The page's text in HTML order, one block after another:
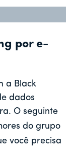
por e-
a Black
dados
O seguinte
do grupo
você precisa